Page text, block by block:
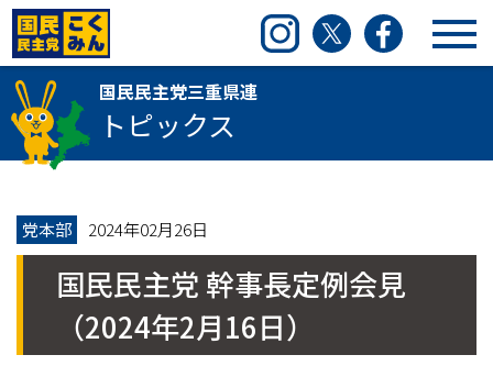
国民民主党三重県連 InstagramTwitter Facebook
国民民主党三重県連
トピックス
党本部 2024年02月26日
国民民主党 幹事長定例会見
（2024年2月16日）